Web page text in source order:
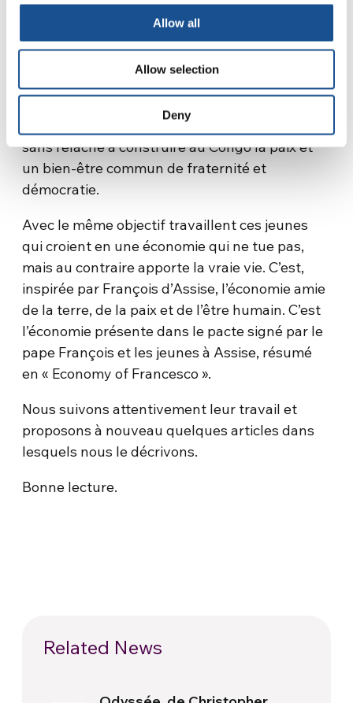
Allow all
Allow selection
Deny
dominée par la présence de matériaux
précieux, attisant l’envie de beaucoup, créant
conflits et divisions.
Pourtant, comme nous le relatonsdans
trouve des personnes et des actions œuvrant
sans relâche à construire au Congo la paix et
un bien-être commun de fraternité et
démocratie.
Avec le même objectif travaillent ces jeunes
qui croient en une économie qui ne tue pas,
mais au contraire apporte la vraie vie. C’est,
inspirée par François d’Assise, l’économie amie
de la terre, de la paix et de l’être humain. C’est
l’économie présente dans le pacte signé par le
pape François et les jeunes à Assise, résumé
en « Economy of Francesco ».
Nous suivons attentivement leur travail et
proposons à nouveau quelques articles dans
lesquels nous le décrivons.
Bonne lecture.
Related News